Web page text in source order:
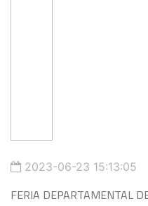
2023-06-23 15:13:05
FERIA DEPARTAMENTAL